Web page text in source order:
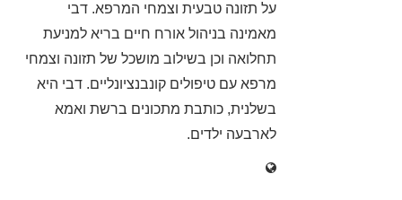
על תזונה טבעית וצמחי המרפא. דבי
מאמינה בניהול אורח חיים בריא למניעת
תחלואה וכן בשילוב מושכל של תזונה וצמחי
מרפא עם טיפולים קונבנציונליים. דבי היא
בשלנית, כותבת מתכונים ברשת ואמא
לארבעה ילדים.